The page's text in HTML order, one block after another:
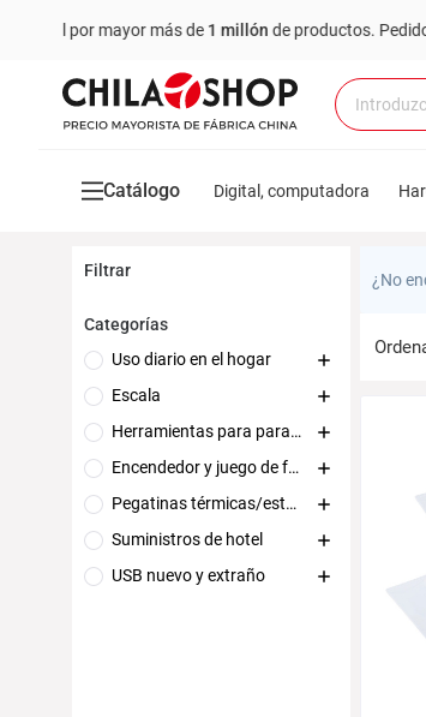
al por mayor más de1 millónde productos.Pedido
Catálogo Digital, computadora
Filtrar
Categorías
Uso diario en el hogar
Escala
Herramientas para parabrisas, sombreado y lluvia
Encendedor y juego de fumar
Pegatinas térmicas/estufas/suministros térmicos
Suministros de hotel
USB nuevo y extraño
¿No